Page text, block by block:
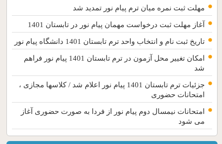
مهلت ثبت نمره میان ترم پیام نور تمدید شد
آغاز مهلت ثبت درخواست مهمان پیام نور در تابستان 1401
تاریخ ثبت نام و انتخاب واحد ترم تابستان 1401 دانشگاه پیام نور
امکان تغییر محل آزمون در ترم تابستان 1401 پیام نور فراهم
شد
جزئیات ترم تابستان 1401 پیام نور اعلام شد / کلاسها مجازی ،
امتحانات حضوری
امتحانات نیمسال دوم پیام نور از فردا به صورت حضوری آغاز
می شود